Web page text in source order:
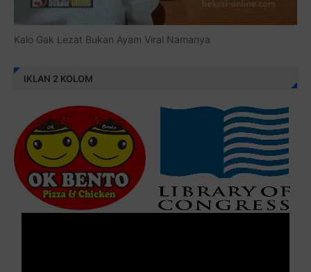
Kalo Gak Lezat Bukan Ayam Viral Namanya
IKLAN 2 KOLOM